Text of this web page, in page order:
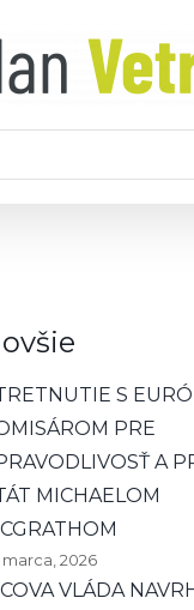
S
PRE
A
MICHAELOM
marca, 2026
VLÁDA